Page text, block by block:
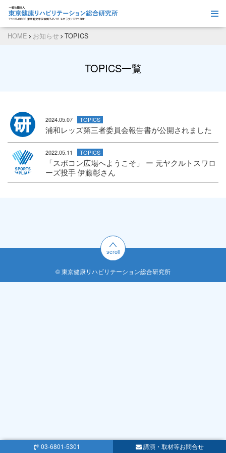
03-6801-5301 講演・取材等お問合せ
HOME お知らせ TOPICS
TOPICS一覧
2024.05.07 TOPICS
浦和レッズ第三者委員会報告書が公開されました
2022.05.11 TOPICS
「スポコン広場へようこそ」 ー 元ヤクルトスワロ
ーズ投手 伊藤彰さん
scroll
© 東京健康リハビリテーション総合研究所